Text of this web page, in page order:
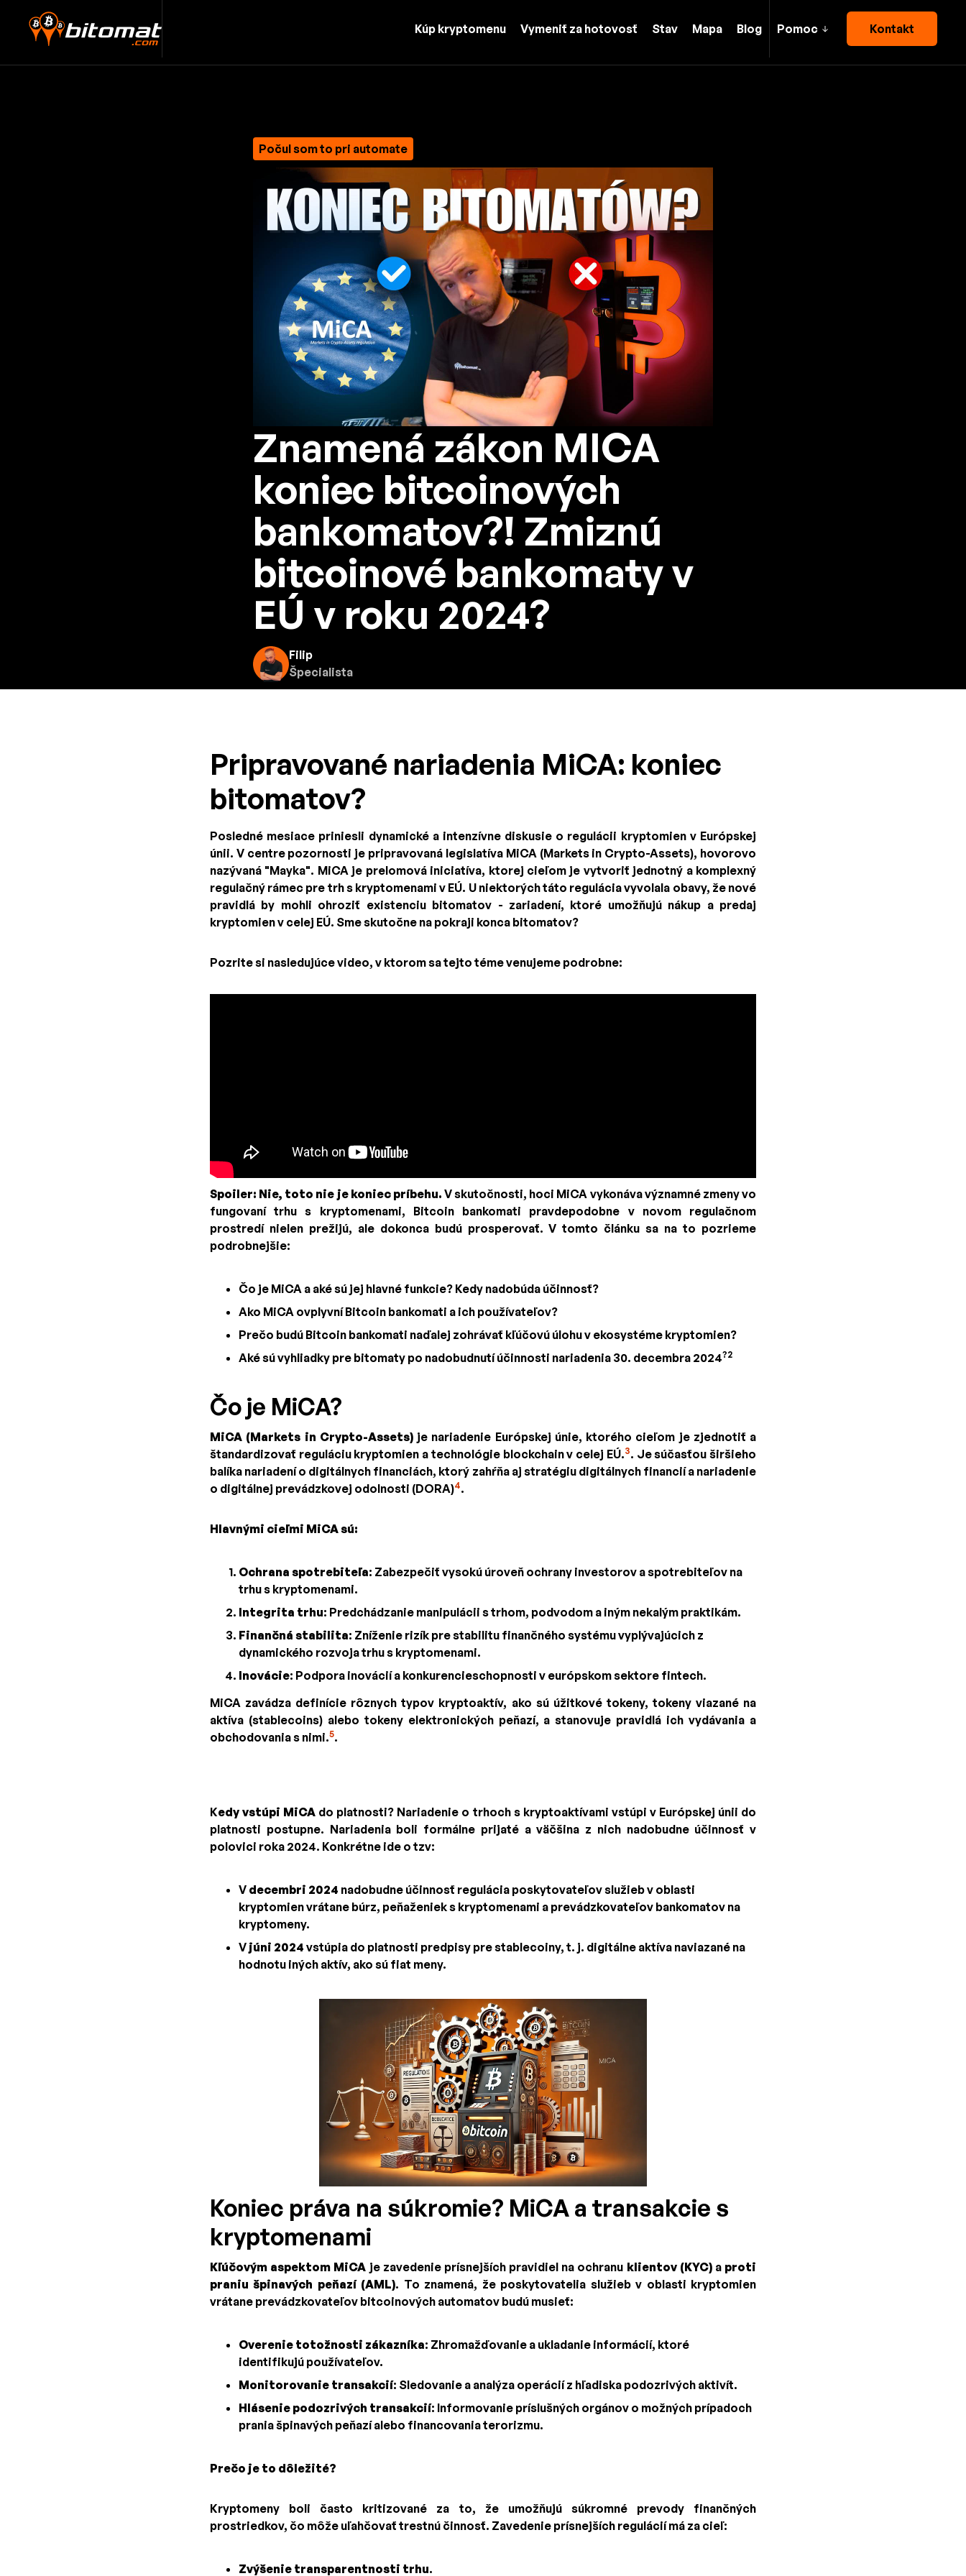
Kúp kryptomenu Vymeniť za hotovosť Stav Mapa Blog Pomoc Kontakt
Počul som to pri automate
Znamená zákon MICA
koniec bitcoinových
bankomatov?! Zmiznú
bitcoinové bankomaty v
EÚ v roku 2024?
Filip
Špecialista
Pripravované nariadenia MiCA: koniec
bitomatov?
Posledné mesiace priniesli dynamické a intenzívne diskusie o regulácii kryptomien v Európskej
únii. V centre pozornosti je pripravovaná legislatíva MiCA (Markets in Crypto-Assets), hovorovo
nazývaná "Mayka". MiCA je prelomová iniciatíva, ktorej cieľom je vytvoriť jednotný a komplexný
regulačný rámec pre trh s kryptomenami v EÚ. U niektorých táto regulácia vyvolala obavy, že nové
pravidlá by mohli ohroziť existenciu bitomatov - zariadení, ktoré umožňujú nákup a predaj
kryptomien v celej EÚ. Sme skutočne na pokraji konca bitomatov?
Pozrite si nasledujúce video, v ktorom sa tejto téme venujeme podrobne:
Spoiler: Nie, toto nie je koniec príbehu. V skutočnosti, hoci MiCA vykonáva významné zmeny vo
fungovaní trhu s kryptomenami, Bitcoin bankomati pravdepodobne v novom regulačnom
prostredí nielen prežijú, ale dokonca budú prosperovať. V tomto článku sa na to pozrieme
podrobnejšie:
Čo je MiCA a aké sú jej hlavné funkcie? Kedy nadobúda účinnosť?
Ako MiCA ovplyvní Bitcoin bankomati a ich používateľov?
Prečo budú Bitcoin bankomati naďalej zohrávať kľúčovú úlohu v ekosystéme kryptomien?
Aké sú vyhliadky pre bitomaty po nadobudnutí účinnosti nariadenia 30. decembra 2024?2
Čo je MiCA?
MiCA (Markets in Crypto-Assets)je nariadenie Európskej únie, ktorého cieľom je zjednotiť a
štandardizovať reguláciu kryptomien a technológie blockchain v celej EÚ.3. Je súčasťou širšieho
balíka nariadení o digitálnych financiách, ktorý zahŕňa aj stratégiu digitálnych financií a nariadenie
o digitálnej prevádzkovej odolnosti (DORA)4.
Hlavnými cieľmi MiCA sú:
Ochrana spotrebiteľa: Zabezpečiť vysokú úroveň ochrany investorov a spotrebiteľov na
trhu s kryptomenami.
Integrita trhu: Predchádzanie manipulácii s trhom, podvodom a iným nekalým praktikám.
Finančná stabilita: Zníženie rizík pre stabilitu finančného systému vyplývajúcich z
dynamického rozvoja trhu s kryptomenami.
Inovácie: Podpora inovácií a konkurencieschopnosti v európskom sektore fintech.
MiCA zavádza definície rôznych typov kryptoaktív, ako sú úžitkové tokeny, tokeny viazané na
aktíva (stablecoins) alebo tokeny elektronických peňazí, a stanovuje pravidlá ich vydávania a
obchodovania s nimi.5.
Kedy vstúpi MiCA do platnosti? Nariadenie o trhoch s kryptoaktívami vstúpi v Európskej únii do
platnosti postupne. Nariadenia boli formálne prijaté a väčšina z nich nadobudne účinnosť v
polovici roka 2024. Konkrétne ide o tzv:
V decembri 2024 nadobudne účinnosť regulácia poskytovateľov služieb v oblasti
kryptomien vrátane búrz, peňaženiek s kryptomenami a prevádzkovateľov bankomatov na
kryptomeny.
V júni 2024 vstúpia do platnosti predpisy pre stablecoiny, t. j. digitálne aktíva naviazané na
hodnotu iných aktív, ako sú fiat meny.
Koniec práva na súkromie? MiCA a transakcie s
kryptomenami
Kľúčovým aspektom MiCA je zavedenie prísnejších pravidiel na ochranu klientov (KYC)a proti
praniu špinavých peňazí (AML). To znamená, že poskytovatelia služieb v oblasti kryptomien
vrátane prevádzkovateľov bitcoinových automatov budú musieť:
Overenie totožnosti zákazníka: Zhromažďovanie a ukladanie informácií, ktoré
identifikujú používateľov.
Monitorovanie transakcií: Sledovanie a analýza operácií z hľadiska podozrivých aktivít.
Hlásenie podozrivých transakcií: Informovanie príslušných orgánov o možných prípadoch
prania špinavých peňazí alebo financovania terorizmu.
Prečo je to dôležité?
Kryptomeny boli často kritizované za to, že umožňujú súkromné prevody finančných
prostriedkov, čo môže uľahčovať trestnú činnosť. Zavedenie prísnejších regulácií má za cieľ:
Zvýšenie transparentnosti trhu.